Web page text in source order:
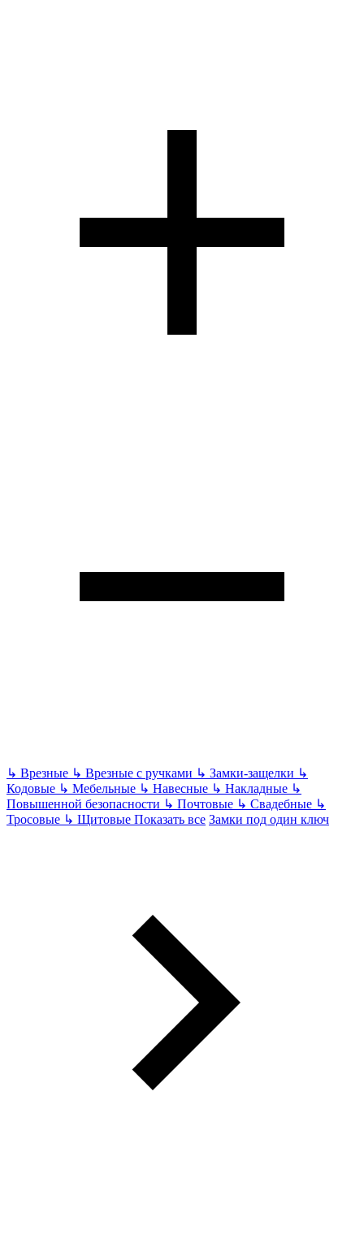
↳ Врезные ↳ Врезные с ручками ↳ Замки-защелки ↳
Кодовые ↳ Мебельные ↳ Навесные ↳ Накладные ↳
Повышенной безопасности ↳ Почтовые ↳ Свадебные ↳
Тросовые ↳ Щитовые Показать все Замки под один ключ